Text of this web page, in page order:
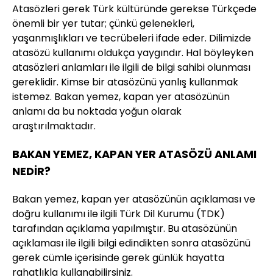
Atasözleri gerek Türk kültüründe gerekse Türkçede
önemli bir yer tutar; çünkü gelenekleri,
yaşanmışlıkları ve tecrübeleri ifade eder. Dilimizde
atasözü kullanımı oldukça yaygındır. Hal böyleyken
atasözleri anlamları ile ilgili de bilgi sahibi olunması
gereklidir. Kimse bir atasözünü yanlış kullanmak
istemez. Bakan yemez, kapan yer atasözünün
anlamı da bu noktada yoğun olarak
araştırılmaktadır.
BAKAN YEMEZ, KAPAN YER ATASÖZÜ ANLAMI
NEDİR?
Bakan yemez, kapan yer atasözünün açıklaması ve
doğru kullanımı ile ilgili Türk Dil Kurumu (TDK)
tarafından açıklama yapılmıştır. Bu atasözünün
açıklaması ile ilgili bilgi edindikten sonra atasözünü
gerek cümle içerisinde gerek günlük hayatta
rahatlıkla kullanabilirsiniz.